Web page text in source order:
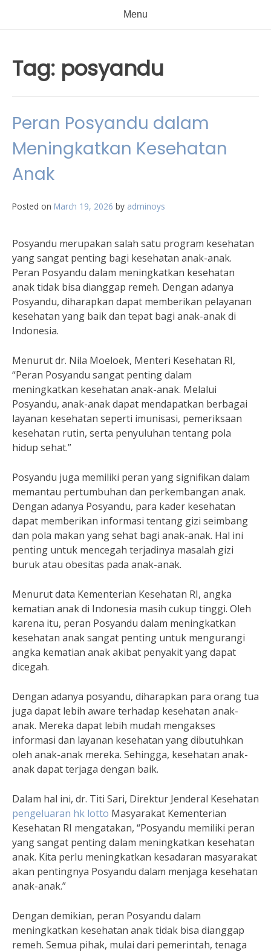
Menu
Tag: posyandu
Peran Posyandu dalam
Meningkatkan Kesehatan
Anak
Posted on March 19, 2026 by adminoys
Posyandu merupakan salah satu program kesehatan
yang sangat penting bagi kesehatan anak-anak.
Peran Posyandu dalam meningkatkan kesehatan
anak tidak bisa dianggap remeh. Dengan adanya
Posyandu, diharapkan dapat memberikan pelayanan
kesehatan yang baik dan tepat bagi anak-anak di
Indonesia.
Menurut dr. Nila Moeloek, Menteri Kesehatan RI,
“Peran Posyandu sangat penting dalam
meningkatkan kesehatan anak-anak. Melalui
Posyandu, anak-anak dapat mendapatkan berbagai
layanan kesehatan seperti imunisasi, pemeriksaan
kesehatan rutin, serta penyuluhan tentang pola
hidup sehat.”
Posyandu juga memiliki peran yang signifikan dalam
memantau pertumbuhan dan perkembangan anak.
Dengan adanya Posyandu, para kader kesehatan
dapat memberikan informasi tentang gizi seimbang
dan pola makan yang sehat bagi anak-anak. Hal ini
penting untuk mencegah terjadinya masalah gizi
buruk atau obesitas pada anak-anak.
Menurut data Kementerian Kesehatan RI, angka
kematian anak di Indonesia masih cukup tinggi. Oleh
karena itu, peran Posyandu dalam meningkatkan
kesehatan anak sangat penting untuk mengurangi
angka kematian anak akibat penyakit yang dapat
dicegah.
Dengan adanya posyandu, diharapkan para orang tua
juga dapat lebih aware terhadap kesehatan anak-
anak. Mereka dapat lebih mudah mengakses
informasi dan layanan kesehatan yang dibutuhkan
oleh anak-anak mereka. Sehingga, kesehatan anak-
anak dapat terjaga dengan baik.
Dalam hal ini, dr. Titi Sari, Direktur Jenderal Kesehatan
pengeluaran hk lotto Masyarakat Kementerian
Kesehatan RI mengatakan, “Posyandu memiliki peran
yang sangat penting dalam meningkatkan kesehatan
anak. Kita perlu meningkatkan kesadaran masyarakat
akan pentingnya Posyandu dalam menjaga kesehatan
anak-anak.”
Dengan demikian, peran Posyandu dalam
meningkatkan kesehatan anak tidak bisa dianggap
remeh. Semua pihak, mulai dari pemerintah, tenaga